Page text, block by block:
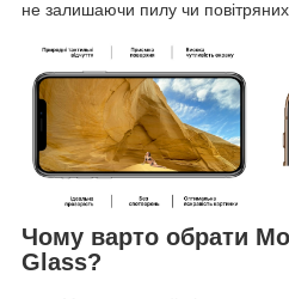
не залишаючи пилу чи
Чому варто обрати
Glass?